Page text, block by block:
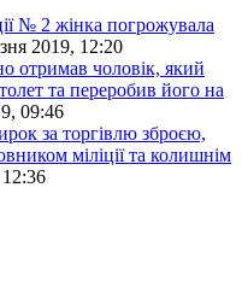
№ 2 жінка погрожувала
2019, 12:20
отримав чоловік, який
та переробив його на
09:46
за торгівлю зброєю,
міліції та колишнім